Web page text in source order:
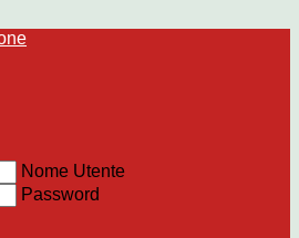
Nome Utente
Password